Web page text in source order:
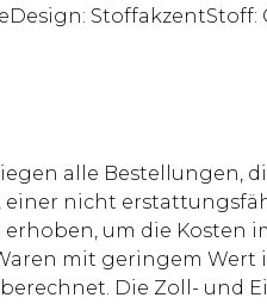
StoffakzentStoff:
alle Bestellungen,
nicht
um die Kosten
mit geringem Wert
Die Zoll- und